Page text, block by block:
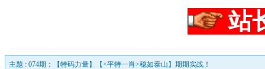
站
主题 : 074期：【特码力量】【<平特一肖>稳如泰山】期期实战！